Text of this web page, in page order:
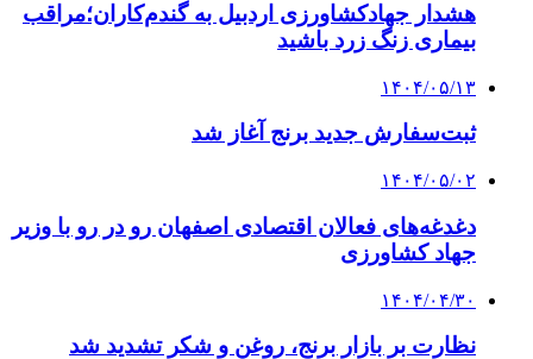
هشدار جهادکشاورزی اردبیل به گندم‌کاران؛مراقب
بیماری زنگ زرد باشید
۱۴۰۴/۰۵/۱۳
ثبت‌سفارش جدید برنج آغاز شد
۱۴۰۴/۰۵/۰۲
دغدغه‌های فعالان اقتصادی اصفهان رو در رو با وزیر
جهاد کشاورزی
۱۴۰۴/۰۴/۳۰
نظارت بر بازار برنج، روغن و شکر تشدید شد